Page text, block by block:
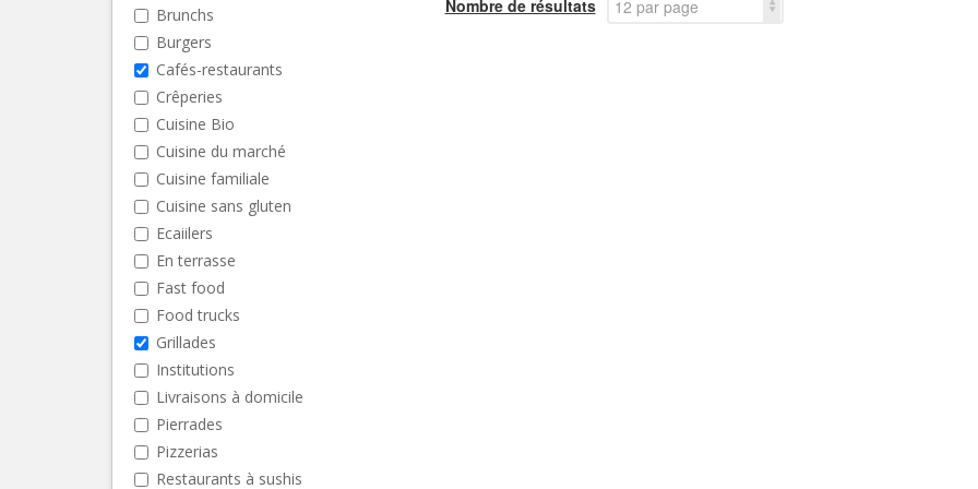
Brunchs
Burgers
Cafés-restaurants
Crêperies
Cuisine Bio
Cuisine du marché
Cuisine familiale
Cuisine sans gluten
Ecaiilers
En terrasse
Fast food
Food trucks
Grillades
Institutions
Livraisons à domicile
Pierrades
Pizzerias
Restaurants à sushis
Nombre de résultats 12 par page